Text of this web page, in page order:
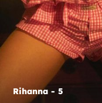
Rihanna - 5